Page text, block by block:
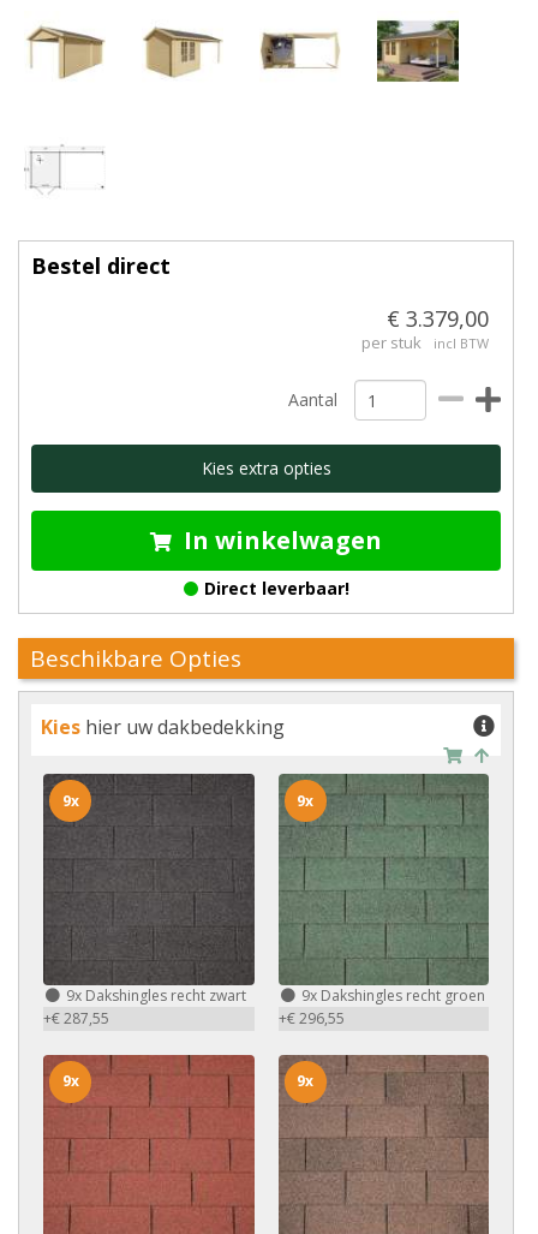
Bestel direct
€ 3.379,00
per stuk incl BTW
Aantal
Kies extra opties
In winkelwagen
Direct leverbaar!
Beschikbare Opties
Kies hier uw dakbedekking
9x Dakshingles recht zwart
+€ 287,55
9x
9xDakshingles recht groen
+€ 296,55
9x
9x 9x